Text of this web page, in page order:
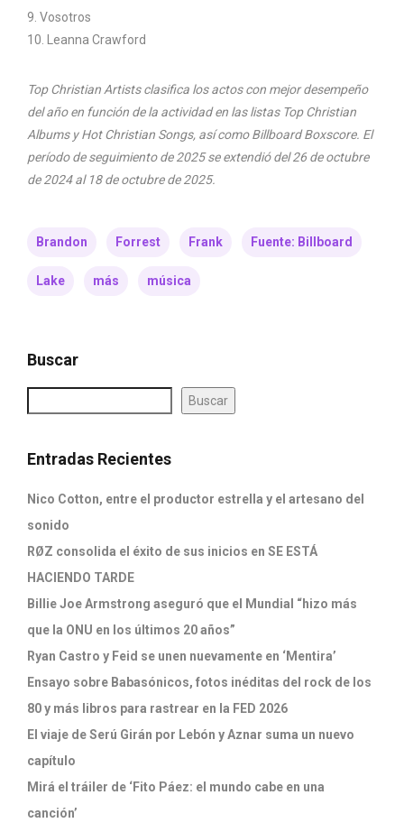
9. Vosotros
10. Leanna Crawford
Top Christian Artists clasifica los actos con mejor desempeño
del año en función de la actividad en las listas Top Christian
Albums y Hot Christian Songs, así como Billboard Boxscore. El
período de seguimiento de 2025 se extendió del 26 de octubre
de 2024 al 18 de octubre de 2025.
Brandon Forrest Frank Fuente: Billboard
Lake más música
Buscar
Buscar
Entradas Recientes
Nico Cotton, entre el productor estrella y el artesano del
sonido
RØZ consolida el éxito de sus inicios en SE ESTÁ
HACIENDO TARDE
Billie Joe Armstrong aseguró que el Mundial “hizo más
que la ONU en los últimos 20 años”
Ryan Castro y Feid se unen nuevamente en ‘Mentira’
Ensayo sobre Babasónicos, fotos inéditas del rock de los
80 y más libros para rastrear en la FED 2026
El viaje de Serú Girán por Lebón y Aznar suma un nuevo
capítulo
Mirá el tráiler de ‘Fito Páez: el mundo cabe en una
canción’